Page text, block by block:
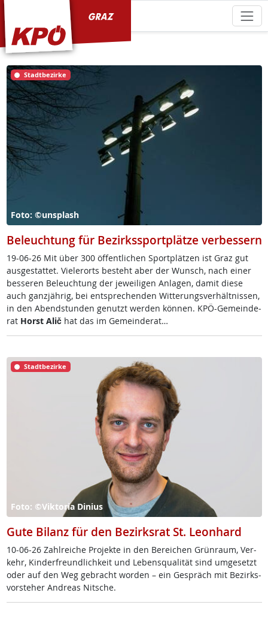
Stadtbezirke
Foto: ©unsplash
Beleuchtung für Bezirkssportplätze verbessern
19-06-26 Mit über 300 öf­f­ent­li­chen Sport­plät­zen ist Graz gut
aus­ge­stat­tet. Vie­ler­orts be­steht aber der Wunsch, nach ei­ner
bes­se­ren Be­leuch­tung der je­wei­li­gen An­la­gen, da­mit die­se
auch ganz­jäh­rig, bei ent­sp­re­chen­den Wit­te­rungs­ver­hält­nis­sen,
in den Abend­stun­den ge­nutzt wer­den kön­nen. KPÖ-Ge­mein­de­
rat Horst Alič hat das im Ge­mein­de­rat…
Stadtbezirke
Foto: ©Viktoria Dinius
Gute Bilanz für den Bezirksrat St. Leonhard
10-06-26 Zahl­rei­che Pro­jek­te in den Be­rei­chen Grün­raum, Ver­
kehr, Kin­der­f­reund­lich­keit und Le­bens­qua­li­tät sind um­ge­setzt
oder auf den Weg ge­bracht wor­den – ein Ge­spräch mit Be­zirks­
vor­ste­her And­reas Nit­sche.